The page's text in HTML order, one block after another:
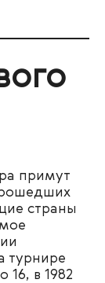
примут
страны
турнире
16, в 1982